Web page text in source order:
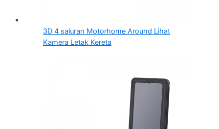
3D 4 saluran Motorhome Around Lihat
Kamera Letak Kereta